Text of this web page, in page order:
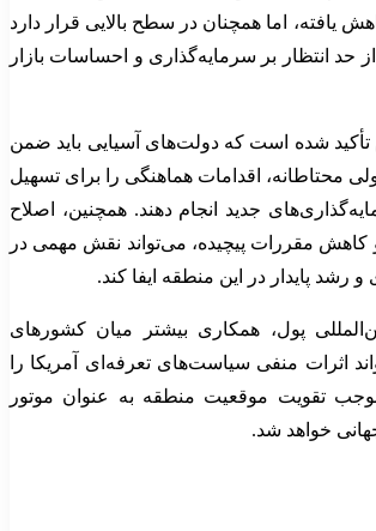
یافته، اما همچنان در سطح بالایی قرار دارد
انتظار بر سرمایه‌گذاری و احساسات بازار
تأکید شده است که دولت‌های آسیایی باید ضمن
محتاطانه، اقدامات هماهنگی را برای تسهیل
جدید انجام دهند. همچنین، اصلاح
کاهش مقررات پیچیده، می‌تواند نقش مهمی در
رشد پایدار در این منطقه ایفا کند.
پول، همکاری بیشتر میان کشورهای
اثرات منفی سیاست‌های تعرفه‌ای آمریکا را
تقویت موقعیت منطقه به عنوان موتور
خواهد شد.